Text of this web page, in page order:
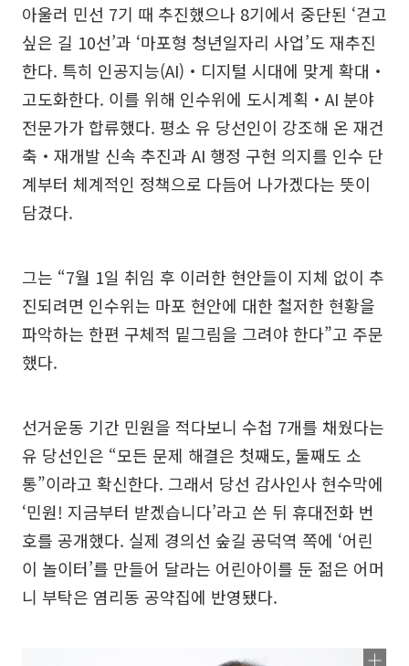
아울러 민선 7기 때 추진했으나 8기에서 중단된 ‘걷고
싶은 길 10선’과 ‘마포형 청년일자리 사업’도 재추진
한다. 특히 인공지능(AI)‧디지털 시대에 맞게 확대‧
고도화한다. 이를 위해 인수위에 도시계획‧AI 분야
전문가가 합류했다. 평소 유 당선인이 강조해 온 재건
축‧재개발 신속 추진과 AI 행정 구현 의지를 인수 단
계부터 체계적인 정책으로 다듬어 나가겠다는 뜻이
담겼다.
그는 “7월 1일 취임 후 이러한 현안들이 지체 없이 추
진되려면 인수위는 마포 현안에 대한 철저한 현황을
파악하는 한편 구체적 밑그림을 그려야 한다”고 주문
했다.
선거운동 기간 민원을 적다보니 수첩 7개를 채웠다는
유 당선인은 “모든 문제 해결은 첫째도, 둘째도 소
통”이라고 확신한다. 그래서 당선 감사인사 현수막에
‘민원! 지금부터 받겠습니다’라고 쓴 뒤 휴대전화 번
호를 공개했다. 실제 경의선 숲길 공덕역 쪽에 ‘어린
이 놀이터’를 만들어 달라는 어린아이를 둔 젊은 어머
니 부탁은 염리동 공약집에 반영됐다.